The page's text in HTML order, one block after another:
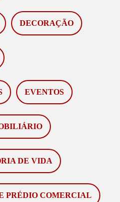
DECORAÇÃO
EVENTOS
DE VIDA
PRÉDIO COMERCIAL